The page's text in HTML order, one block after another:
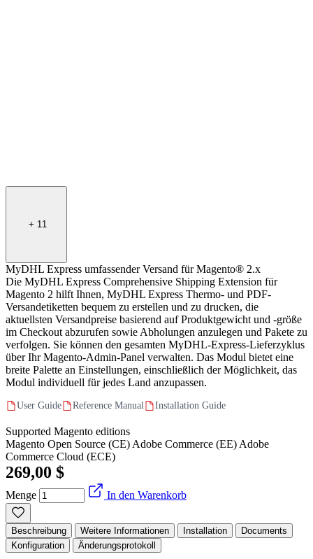
+ 11
MyDHL Express umfassender Versand für Magento® 2.x
Die MyDHL Express Comprehensive Shipping Extension für
Magento 2 hilft Ihnen, MyDHL Express Thermo- und PDF-
Versandetiketten bequem zu erstellen und zu drucken, die
aktuellsten Versandpreise basierend auf Produktgewicht und -größe
im Checkout abzurufen sowie Abholungen anzulegen und Pakete zu
verfolgen. Sie können den gesamten MyDHL-Express-Lieferzyklus
über Ihr Magento-Admin-Panel verwalten. Das Modul bietet eine
breite Palette an Einstellungen, einschließlich der Möglichkeit, das
Modul individuell für jedes Land anzupassen.
User Guide Reference Manual Installation Guide
Supported Magento editions
Magento Open Source (CE) Adobe Commerce (EE) Adobe
Commerce Cloud (ECE)
269,00 $
Menge In den Warenkorb
Beschreibung Weitere Informationen Installation
Documents
Konfiguration
Änderungsprotokoll